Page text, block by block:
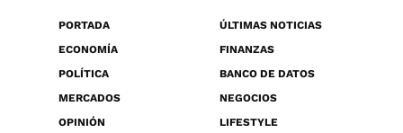
PORTADA
ÚLTIMAS NOTICIAS
ECONOMÍA
FINANZAS
POLÍTICA
BANCO DE DATOS
MERCADOS
NEGOCIOS
OPINIÓN
LIFESTYLE